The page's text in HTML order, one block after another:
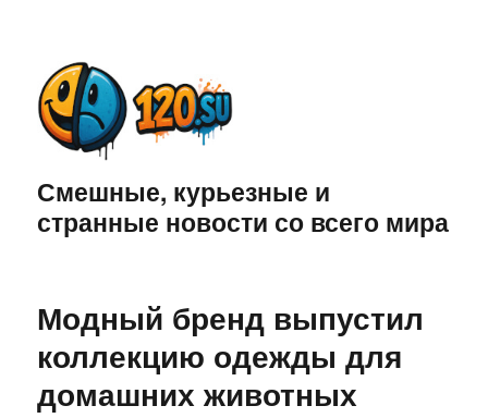
Смешные, курьезные и
странные новости со всего мира
Модный бренд выпустил
коллекцию одежды для
домашних животных